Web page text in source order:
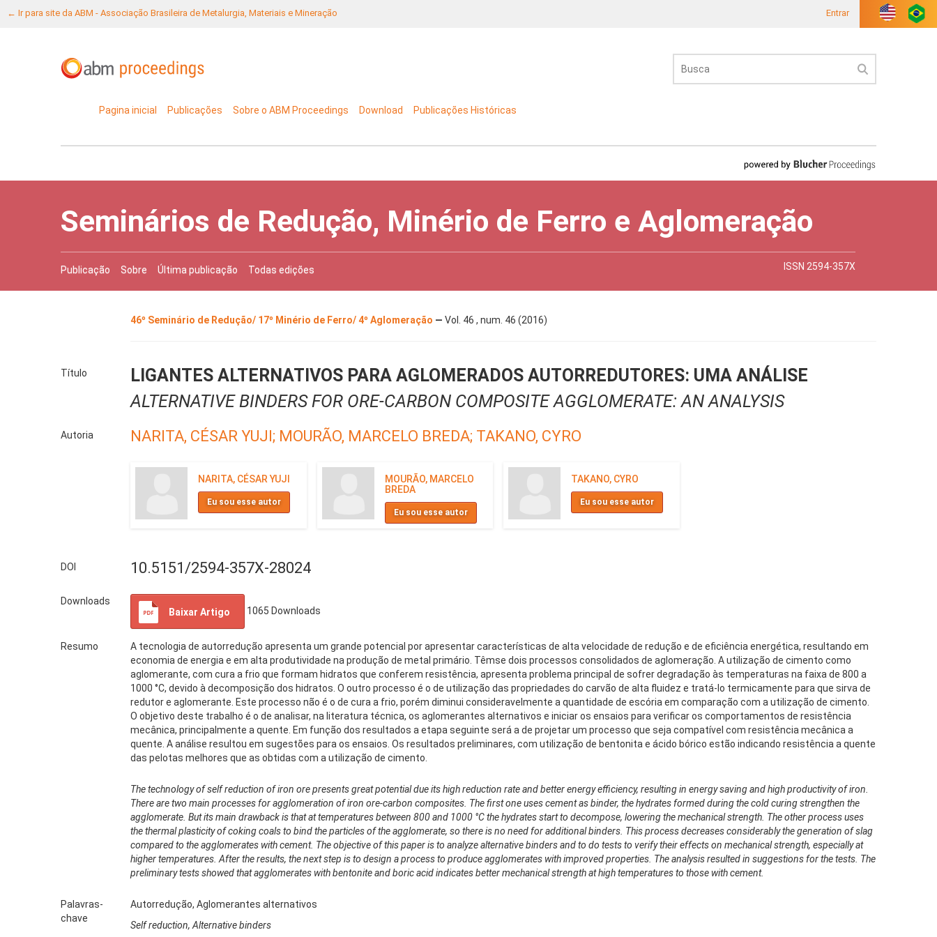
← Ir para site da ABM - Associação Brasileira de Metalurgia, Materiais e Mineração Entrar
Pagina inicial Publicações Sobre o ABM Proceedings Download Publicações Históricas
Seminários de Redução, Minério de Ferro e Aglomeração
Publicação Sobre Última publicação Todas edições ISSN 2594-357X
46º Seminário de Redução/ 17º Minério de Ferro/ 4º Aglomeração — Vol. 46 , num. 46 (2016)
Título
LIGANTES ALTERNATIVOS PARA AGLOMERADOS AUTORREDUTORES: UMA ANÁLISE
ALTERNATIVE BINDERS FOR ORE-CARBON COMPOSITE AGGLOMERATE: AN ANALYSIS
Autoria NARITA, CÉSAR YUJI; MOURÃO, MARCELO BREDA; TAKANO, CYRO
NARITA, CÉSAR YUJI
Eu sou esse autor
MOURÃO, MARCELO
BREDA
Eu sou esse autor
TAKANO, CYRO
Eu sou esse autor
DOI 10.5151/2594-357X-28024
Downloads
Baixar Artigo
1065 Downloads
Resumo
A tecnologia de autorredução apresenta um grande potencial por apresentar características de alta velocidade de redução e de eficiência energética, resultando em
economia de energia e em alta produtividade na produção de metal primário. Têmse dois processos consolidados de aglomeração. A utilização de cimento como
aglomerante, com cura a frio que formam hidratos que conferem resistência, apresenta problema principal de sofrer degradação às temperaturas na faixa de 800 a
1000 °C, devido à decomposição dos hidratos. O outro processo é o de utilização das propriedades do carvão de alta fluidez e tratá-lo termicamente para que sirva de
redutor e aglomerante. Este processo não é o de cura a frio, porém diminui consideravelmente a quantidade de escória em comparação com a utilização de cimento.
O objetivo deste trabalho é o de analisar, na literatura técnica, os aglomerantes alternativos e iniciar os ensaios para verificar os comportamentos de resistência
mecânica, principalmente a quente. Em função dos resultados a etapa seguinte será a de projetar um processo que seja compatível com resistência mecânica a
quente. A análise resultou em sugestões para os ensaios. Os resultados preliminares, com utilização de bentonita e ácido bórico estão indicando resistência a quente
das pelotas melhores que as obtidas com a utilização de cimento.
The technology of self reduction of iron ore presents great potential due its high reduction rate and better energy efficiency, resulting in energy saving and high productivity of iron.
There are two main processes for agglomeration of iron ore-carbon composites. The first one uses cement as binder, the hydrates formed during the cold curing strengthen the
agglomerate. But its main drawback is that at temperatures between 800 and 1000 °C the hydrates start to decompose, lowering the mechanical strength. The other process uses
the thermal plasticity of coking coals to bind the particles of the agglomerate, so there is no need for additional binders. This process decreases considerably the generation of slag
compared to the agglomerates with cement. The objective of this paper is to analyze alternative binders and to do tests to verify their effects on mechanical strength, especially at
higher temperatures. After the results, the next step is to design a process to produce agglomerates with improved properties. The analysis resulted in suggestions for the tests. The
preliminary tests showed that agglomerates with bentonite and boric acid indicates better mechanical strength at high temperatures to those with cement.
Palavras-
chave
Autorredução, Aglomerantes alternativos
Self reduction, Alternative binders